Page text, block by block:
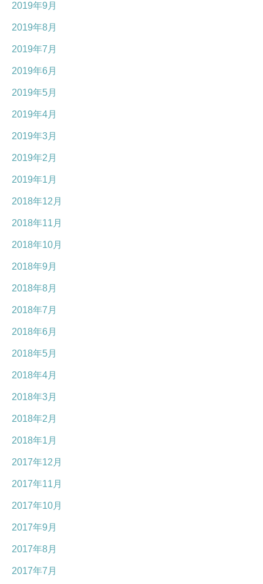
2019年9月
2019年8月
2019年7月
2019年6月
2019年5月
2019年4月
2019年3月
2019年2月
2019年1月
2018年12月
2018年11月
2018年10月
2018年9月
2018年8月
2018年7月
2018年6月
2018年5月
2018年4月
2018年3月
2018年2月
2018年1月
2017年12月
2017年11月
2017年10月
2017年9月
2017年8月
2017年7月